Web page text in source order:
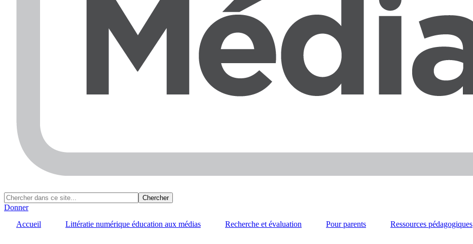
Donner
Accueil
Littératie numérique éducation aux médias Recherche et évaluation Pour parents Ressources pédagogiques